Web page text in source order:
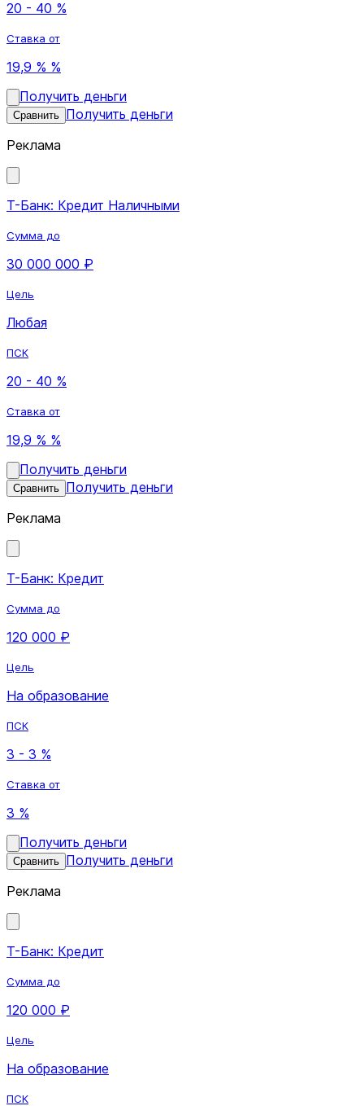
20 - 40 %
Ставка от
19,9 % %
Получить деньги
Сравнить Получить деньги
Реклама
Т-Банк: Кредит Наличными
Сумма до
30 000 000 ₽
Цель
Любая
ПСК
20 - 40 %
Ставка от
19,9 % %
Получить деньги
Сравнить Получить деньги
Реклама
Т-Банк: Кредит
Сумма до
120 000 ₽
Цель
На образование
ПСК
3 - 3 %
Ставка от
3 %
Получить деньги
Сравнить Получить деньги
Реклама
Т-Банк: Кредит
Сумма до
120 000 ₽
Цель
На образование
ПСК